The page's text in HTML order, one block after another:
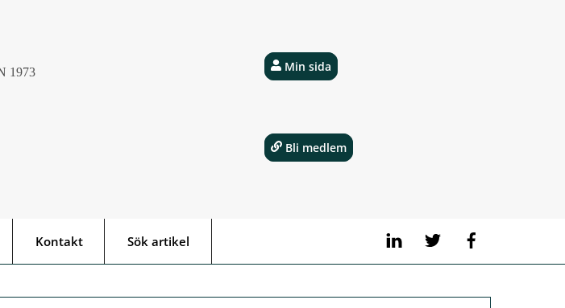
1973
LinkedIn Twitter
Kontakt Sök artikel
Min sida
Bli medlem